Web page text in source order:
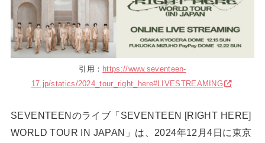
引用： https://www.seventeen-
17.jp/statics/2024_tour_right_here#LIVESTREAMING
SEVENTEENのライブ「SEVENTEEN [RIGHT HERE]
WORLD TOUR IN JAPAN」は、2024年12月4日に東京